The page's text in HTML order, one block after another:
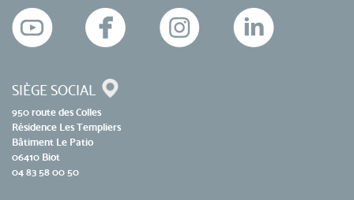
SIÈGE SOCIAL
950 route des Colles
Résidence Les Templiers
Bâtiment Le Patio
06410 Biot
04 83 58 00 50